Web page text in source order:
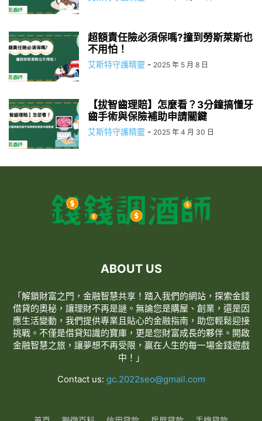
超額責任險必須保嗎?撞到勞斯萊斯也
不用怕！
艾斯特守護精靈 - 2025 年 5 月 8 日
【拔智齒理賠】怎麼看？3分鐘搞懂牙
齒手術與保險補助申請關鍵
艾斯特守護精靈 - 2025 年 4 月 30 日
ABOUT US
「解鎖財富之門，金融智慧共享！踏入我們的網站，探索金錢
借貸的奧秘，讓理財不再是謎。無論您是購屋、創業，還是因
應生活變動，我們提供專業且貼心的金融指南，助您輕鬆迎接
挑戰。不僅是借貸知識的寶庫，更是您財富成長的夥伴。開啟
金融智慧之旅，讓夢想不再受限，贏在人生的每一場金錢遊戲
中！」
Contact us: gc.2022seo@gmail.com